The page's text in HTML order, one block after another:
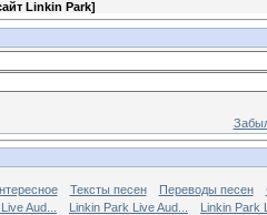
Linkin Park]
Тексты песен Переводы песен
Aud... Linkin Park Live Aud... Linkin Park